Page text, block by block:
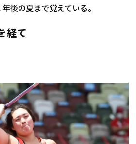
後の夏まで覚えている。
経て